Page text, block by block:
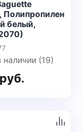
Полипропилен
белый,
наличии (19)